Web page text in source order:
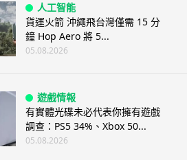
人工智能
貨運火箭 沖繩飛台灣僅需 15 分
鐘 Hop Aero 將 5...
05.08.2026
遊戲情報
有實體光碟未必代表你擁有遊戲
調查：PS5 34%、Xbox 50...
05.08.2026